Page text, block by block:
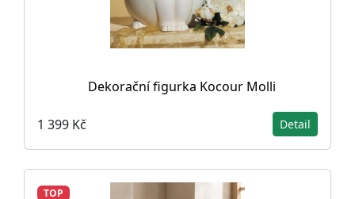
Dekorační figurka Kocour Molli
1 399 Kč Detail
TOP